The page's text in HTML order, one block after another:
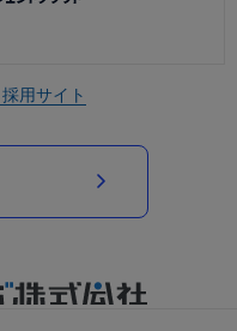
採用サイト